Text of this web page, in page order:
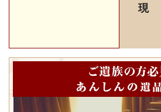
現